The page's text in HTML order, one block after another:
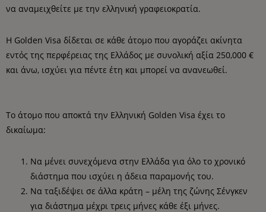
να αναμειχθείτε με την ελληνική γραφειοκρατία.
Η Golden Visa δίδεται σε κάθε άτομο που αγοράζει ακίνητα
εντός της περφέρειας της Ελλάδος με συνολική αξία 250,000 €
και άνω, ισχύει για πέντε έτη και μπορεί να ανανεωθεί.
Το άτομο που αποκτά την Ελληνική Golden Visa έχει το
δικαίωμα:
Να μένει συνεχόμενα στην Ελλάδα για όλο το χρονικό
διάστημα που ισχύει η άδεια παραμονής του.
Να ταξιδέψει σε άλλα κράτη – μέλη της ζώνης Σένγκεν
για διάστημα μέχρι τρεις μήνες κάθε έξι μήνες.